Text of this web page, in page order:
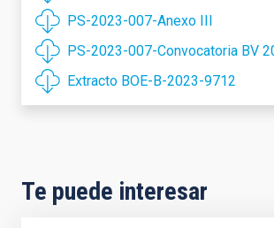
PS-2023-007-Anexo III
PS-2023-007-Convocatoria BV
Extracto BOE-B-2023-9712
Te puede interesar